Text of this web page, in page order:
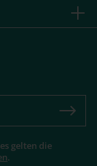
gelten die
.